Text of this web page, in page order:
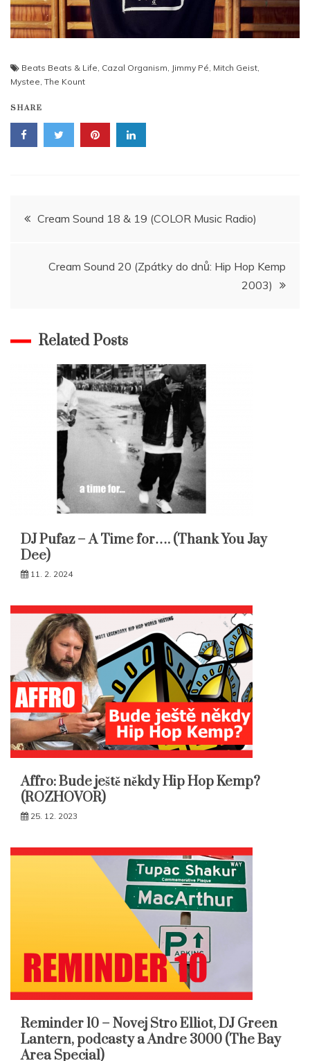
Beats Beats & Life Cazal Organism Jimmy Pé Mitch Geist
Mystee The Kount
SHARE
Navigace
Cream Sound 18 & 19 (COLOR Music Radio)
Cream Sound 20 (Zpátky do dnů: Hip Hop Kemp
2003)
Related Posts
DJ Pufaz – A Time for…. (Thank You Jay
Dee)
11. 2. 2024
Affro: Bude ještě někdy Hip Hop Kemp?
(ROZHOVOR)
25. 12. 2023
Reminder 10 – Novej Stro Elliot, DJ Green
Lantern, podcasty a Andre 3000 (The Bay
Area Special)